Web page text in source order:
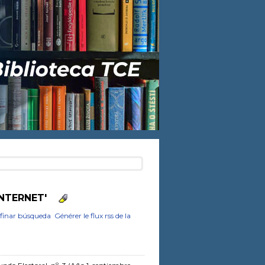
búsqueda Générer le flux rss de la